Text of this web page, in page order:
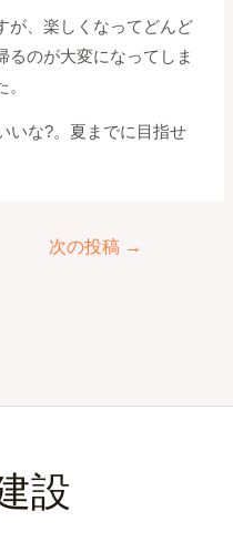
が、楽しくなってどんど
のが大変になってしま
いな?。夏までに目指せ
次の投稿 →
設